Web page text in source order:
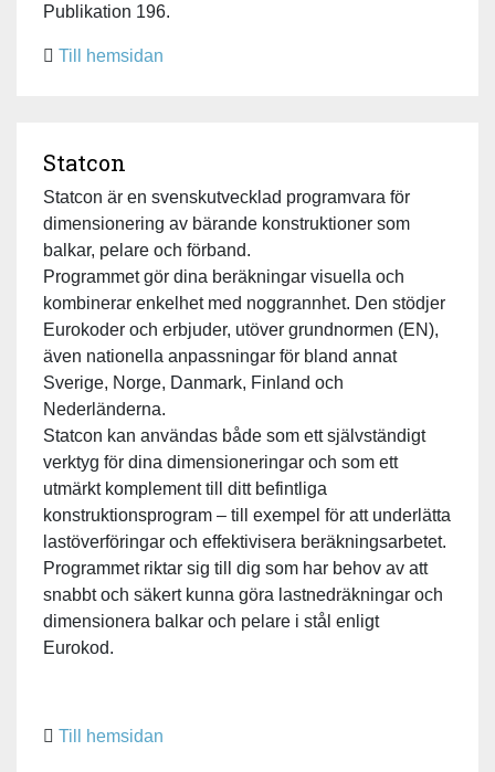
Publikation 196.
Till hemsidan
Statcon
Statcon är en svenskutvecklad programvara för
dimensionering av bärande konstruktioner som
balkar, pelare och förband.
Programmet gör dina beräkningar visuella och
kombinerar enkelhet med noggrannhet. Den stödjer
Eurokoder och erbjuder, utöver grundnormen (EN),
även nationella anpassningar för bland annat
Sverige, Norge, Danmark, Finland och
Nederländerna.
Statcon kan användas både som ett självständigt
verktyg för dina dimensioneringar och som ett
utmärkt komplement till ditt befintliga
konstruktionsprogram – till exempel för att underlätta
lastöverföringar och effektivisera beräkningsarbetet.
Programmet riktar sig till dig som har behov av att
snabbt och säkert kunna göra lastnedräkningar och
dimensionera balkar och pelare i stål enligt
Eurokod.
Till hemsidan